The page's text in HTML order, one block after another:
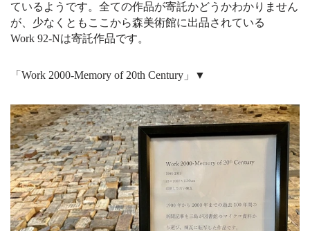
ているようです。全ての作品が寄託かどうかわかりません
が、少なくともここから森美術館に出品されている
Work 92-Nは寄託作品です。
「Work 2000-Memory of 20th Century」▼